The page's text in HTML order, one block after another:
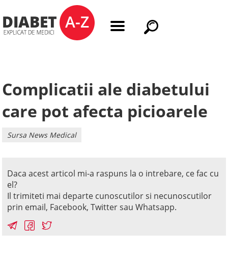
Complicatii ale diabetului
care pot afecta picioarele
Sursa News Medical
Daca acest articol mi-a raspuns la o intrebare, ce fac cu
el?
Il trimiteti mai departe cunoscutilor si necunoscutilor
prin email, Facebook, Twitter sau Whatsapp.